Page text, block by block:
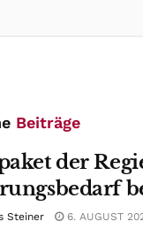
Beiträge
der
Steiner 6. AUGUST